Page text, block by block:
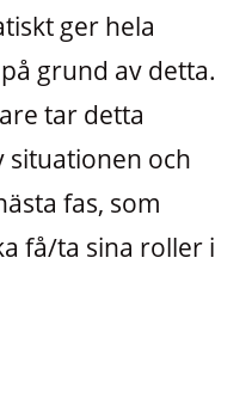
ger hela
grund av detta.
tar detta
situationen och
fas, som
få/ta sina roller i